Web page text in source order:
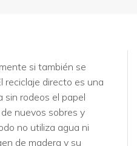
si también se
reciclaje directo es una
sin rodeos el papel
nuevos sobres y
no utiliza agua ni
de madera y su